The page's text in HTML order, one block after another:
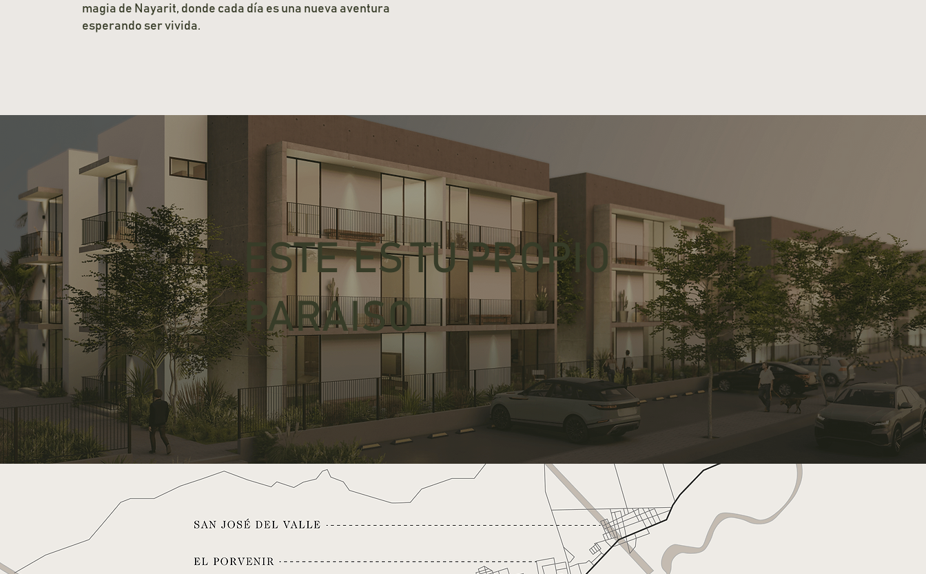
magia de Nayarit, donde cada día es una nueva aventura
esperando ser vivida.
ESTE ES TU PROPIO
PARAISO